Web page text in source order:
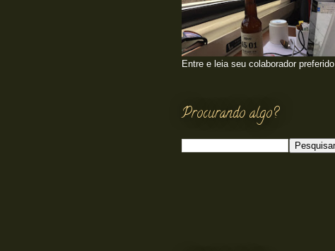
Entre e leia seu colaborador preferido
Procurando algo?